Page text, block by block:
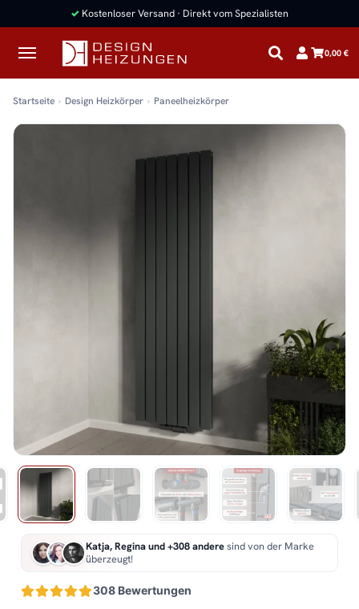
✓ Kostenloser Versand · Direkt vom Spezialisten
0,00 €
Startseite Design Heizkörper Paneelheizkörper
308 Bewertungen
Katja, Regina und +308 anderesind von der Marke
überzeugt!